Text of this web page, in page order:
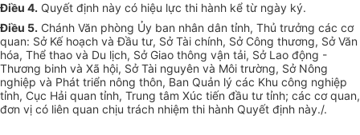
Điều 4. Quyết định này có hiệu lực thi hành kể từ ngày ký.
Điều 5. Chánh Văn phòng Ủy ban nhân dân tỉnh, Thủ trưởng các cơ
quan: Sở Kế hoạch và Đầu tư, Sở Tài chính, Sở Công thương, Sở Văn
hóa, Thể thao và Du lịch, Sở Giao thông vận tải, Sở Lao động -
Thương binh và Xã hội, Sở Tài nguyên và Môi trường, Sở Nông
nghiệp và Phát triển nông thôn, Ban Quản lý các Khu công nghiệp
tỉnh, Cục Hải quan tỉnh, Trung tâm Xúc tiến đầu tư tỉnh; các cơ quan,
đơn vị có liên quan chịu trách nhiệm thi hành Quyết định này./.